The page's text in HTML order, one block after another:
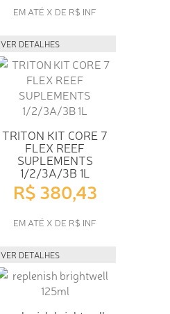
EM ATÉ X DE R$ INF
VER DETALHES
TRITON KIT CORE 7
FLEX REEF
SUPLEMENTS
1/2/3A/3B 1L
R$ 380,43
EM ATÉ X DE R$ INF
VER DETALHES